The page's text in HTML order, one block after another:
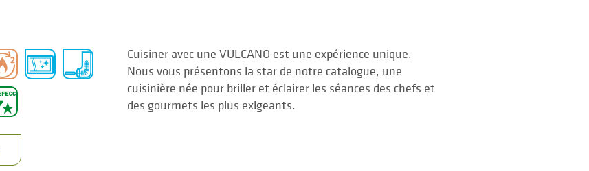
Cuisiner avec une VULCANO est une expérience unique.
Nous vous présentons la star de notre catalogue, une
cuisinière née pour briller et éclairer les séances des chefs et
des gourmets les plus exigeants.